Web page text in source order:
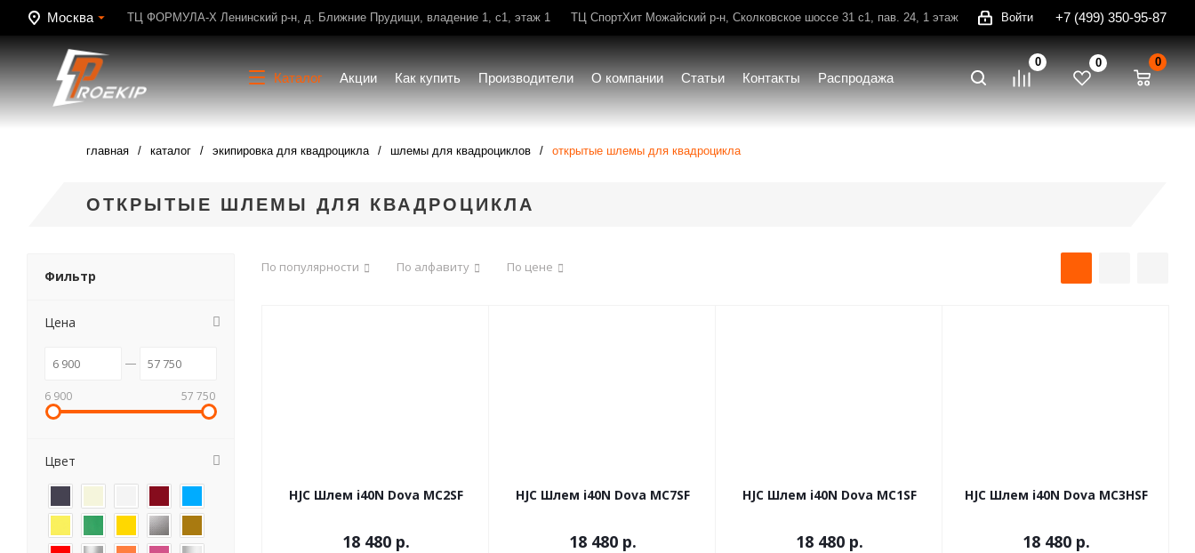
Москва ТЦ ФОРМУЛА-Х Ленинский р-н, д. Ближние Прудищи, владение 1, с1, этаж 1 ТЦ СпортХит Можайский р-н, Сколковское шоссе 31 с1, пав. 24, 1 этаж Войти +7 (499) 350-95-87
Каталог Акции Как купить Производители О компании Статьи Контакты Распродажа
0 0 0
главная каталог экипировка для квадроцикла шлемы для квадроциклов открытые шлемы для квадроцикла
ОТКРЫТЫЕ ШЛЕМЫ ДЛЯ КВАДРОЦИКЛА
По популярности По алфавиту По цене
HJC Шлем i40N Dova MC2SF
18 480 р.
HJC Шлем i40N Dova MC7SF
18 480 р.
HJC Шлем i40N Dova MC1SF
18 480 р.
HJC Шлем i40N Dova MC3HSF
18 480 р.
Фильтр
Цена
6 900 57 750
Цвет